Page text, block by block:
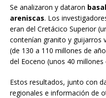
Se analizaron y dataron
areniscas. Los
eran del Cretácico Superior
contenían granito y guijarros
(de 130 a 110 millones de
del Eoceno (unos 40 millones
Estos resultados, junto con
regionales e información de